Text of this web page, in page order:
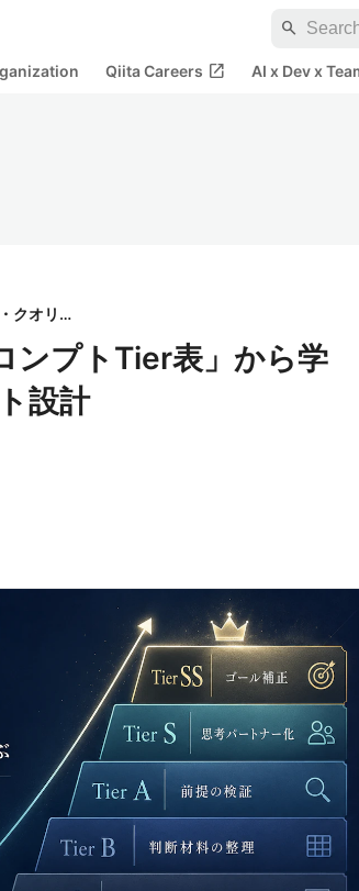
search
Qiita Careers open_in_new AI x Dev x
株式会社フォー・クオリア
ンプトTier表」から学
設計